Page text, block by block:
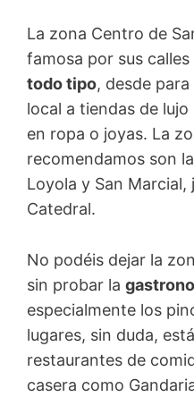
La zona Centro de
famosa por sus
todo tipo, desde
local a tiendas de
en ropa o joyas. La
recomendamos son
Loyola y San
Catedral.
No podéis dejar la
sin probar la
especialmente los
lugares, sin duda,
restaurantes de
casera como